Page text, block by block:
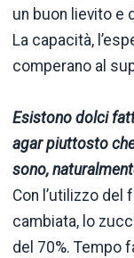
un buon lievito e
La capacità,
comperano al
Esistono dolci
agar piuttosto
sono,
Con l’utilizzo
cambiata, lo
del 70%. Tempo